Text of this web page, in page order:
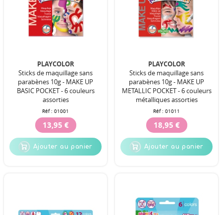
PLAYCOLOR
Sticks de maquillage sans
parabènes 10g - MAKE UP
BASIC POCKET - 6 couleurs
assorties
Réf : 01001
13,95 €
Ajouter au panier
PLAYCOLOR
Sticks de maquillage sans
parabènes 10g - MAKE UP
METALLIC POCKET - 6 couleurs
métalliques assorties
Réf : 01011
18,95 €
Ajouter au panier